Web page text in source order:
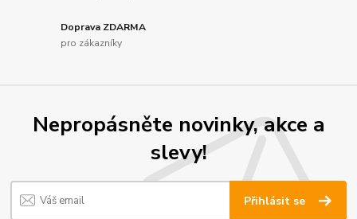
Doprava ZDARMA
pro zákazníky
Nepropásněte novinky, akce a
slevy!
Přihlásit se